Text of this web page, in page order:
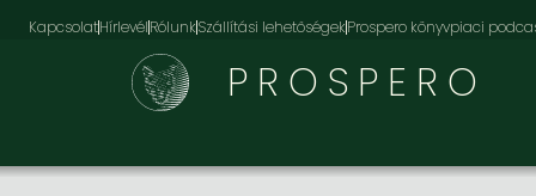
KapcsolatHírlevélRólunkSzállítási lehetőségekProspero könyvpiaci
PROSPERO